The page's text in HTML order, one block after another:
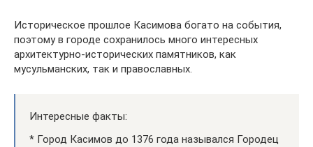
Историческое прошлое Касимова богато на события,
поэтому в городе сохранилось много интересных
архитектурно-исторических памятников, как
мусульманских, так и православных.
Интересные факты:
* Город Касимов до 1376 года назывался Городец